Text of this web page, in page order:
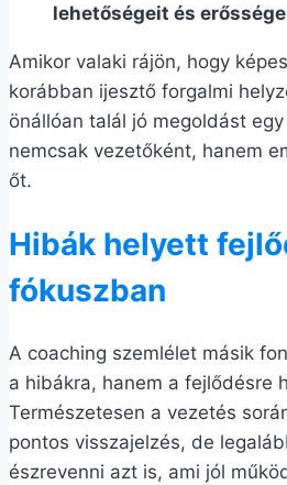
lehetőségeit és
Amikor valaki rájön, hogy
korábban ijesztő forgalmi
önállóan talál jó megoldást
nemcsak vezetőként, hanem
őt.
Hibák helyett
fókuszban
A coaching szemlélet másik
a hibákra, hanem a fejlődésre
Természetesen a vezetés
pontos visszajelzés, de
észrevenni azt is, ami jól